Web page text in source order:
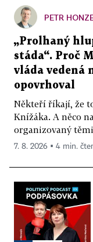
PETR
„Prolhaný
stáda“. Proč
vláda vedená
opovrhoval
Někteří říkají, že
Knížáka. A něco
organizovaný
7. 8. 2026 ▪ 4 min.